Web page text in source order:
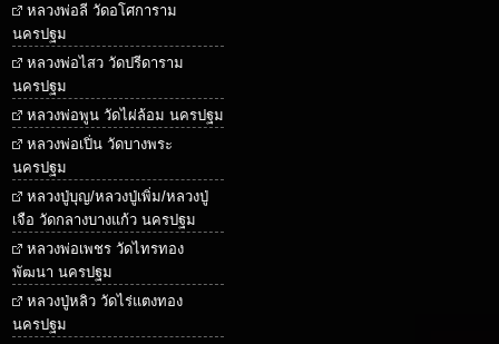
หลวงพ่อลี วัดอโศการาม
นครปฐม
หลวงพ่อไสว วัดปรีดาราม
นครปฐม
หลวงพ่อพูน วัดไผ่ล้อม นครปฐม
หลวงพ่อเปิ่น วัดบางพระ
นครปฐม
หลวงปู่บุญ/หลวงปู่เพิ่ม/หลวงปู่
เจือ วัดกลางบางแก้ว นครปฐม
หลวงพ่อเพชร วัดไทรทอง
พัฒนา นครปฐม
หลวงปู่หลิว วัดไร่แตงทอง
นครปฐม